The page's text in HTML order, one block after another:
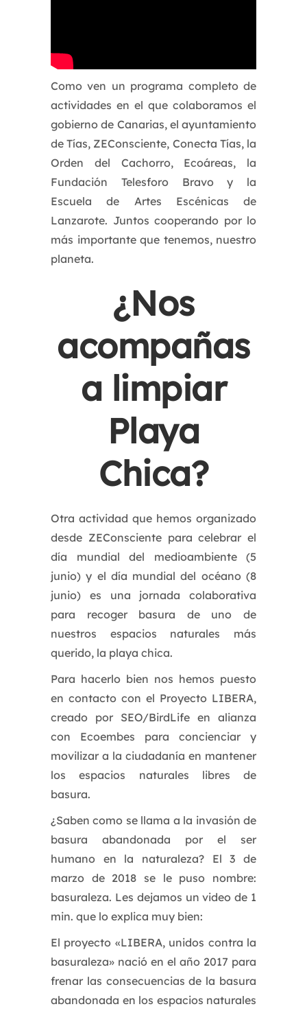
Como ven un programa completo de
actividades en el que colaboramos el
gobierno de Canarias, el ayuntamiento
de Tías, ZEConsciente, Conecta Tías, la
Orden del Cachorro, Ecoáreas, la
Fundación Telesforo Bravo y la
Escuela de Artes Escénicas de
Lanzarote. Juntos cooperando por lo
más importante que tenemos, nuestro
planeta.
¿Nos
acompañas
a limpiar
Playa
Chica?
Otra actividad que hemos organizado
desde ZEConsciente para celebrar el
día mundial del medioambiente (5
junio) y el día mundial del océano (8
junio) es una jornada colaborativa
para recoger basura de uno de
nuestros espacios naturales más
querido, la playa chica.
Para hacerlo bien nos hemos puesto
en contacto con el Proyecto LIBERA,
creado por SEO/BirdLife en alianza
con Ecoembes para concienciar y
movilizar a la ciudadanía en mantener
los espacios naturales libres de
basura.
¿Saben como se llama a la invasión de
basura abandonada por el ser
humano en la naturaleza? El 3 de
marzo de 2018 se le puso nombre:
basuraleza. Les dejamos un video de 1
min. que lo explica muy bien:
El proyecto «LIBERA, unidos contra la
basuraleza» nació en el año 2017 para
frenar las consecuencias de la basura
abandonada en los espacios naturales